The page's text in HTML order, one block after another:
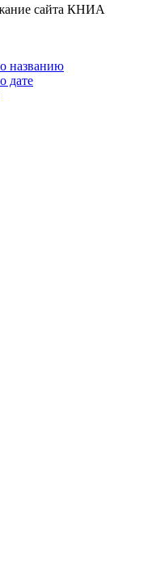
сайта КНИА
названию
дате